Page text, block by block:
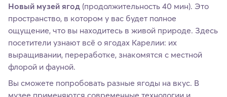
Новый музей ягод (продолжительность 40 мин). Это
пространство, в котором у вас будет полное
ощущение, что вы находитесь в живой природе. Здесь
посетители узнают всё о ягодах Карелии: их
выращивании, переработке, знакомятся с местной
флорой и фауной.
Вы сможете попробовать разные ягоды на вкус. В
музее применяются современные технологии и